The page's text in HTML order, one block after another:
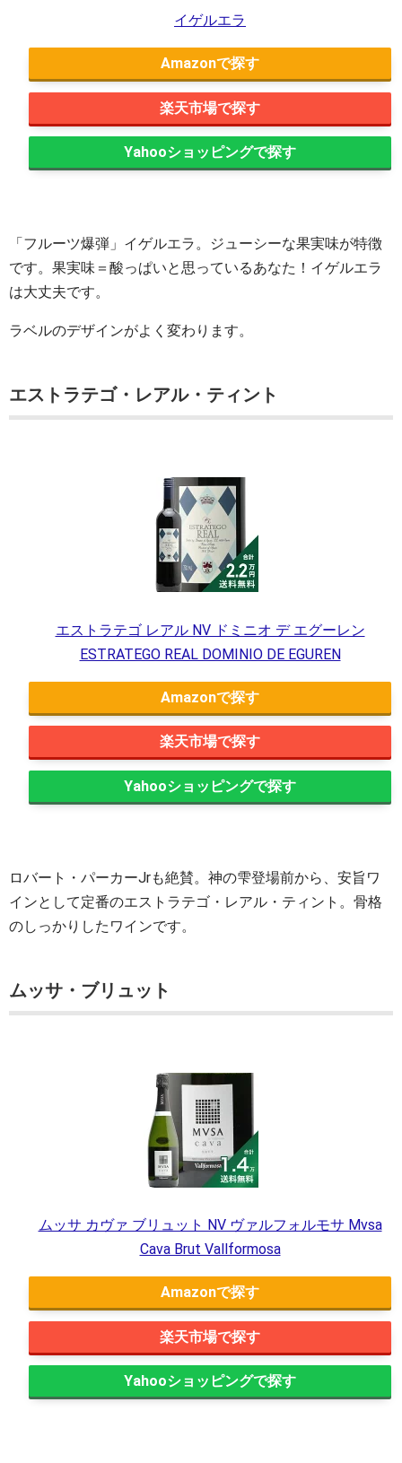
イゲルエラ
Amazon
楽天市場
Yahooショッピング
「フルーツ爆弾」イゲルエラ。ジューシーな果実味が特徴
です。果実味＝酸っぱいと思っているあなた！イゲルエラ
は大丈夫です。
ラベルのデザインがよく変わります。
エストラテゴ・レアル・ティント
エストラテゴ レアル NV ドミニオ デ エグーレン
ESTRATEGO REAL DOMINIO DE EGUREN
Amazon
楽天市場
Yahooショッピング
ロバート・パーカーJrも絶賛。神の雫登場前から、安旨ワ
インとして定番のエストラテゴ・レアル・ティント。骨格
のしっかりしたワインです。
ムッサ・ブリュット
ムッサ カヴァ ブリュット NV ヴァルフォルモサ Mvsa
Cava Brut Vallformosa
Amazon
楽天市場
Yahooショッピング